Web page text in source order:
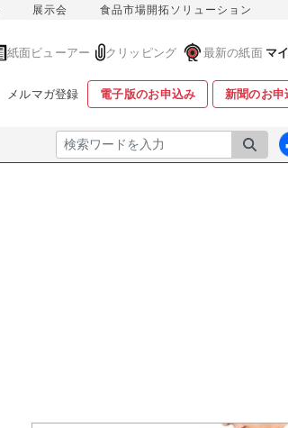
展示会 食品市場開拓ソリューション
紙面ビューアー クリッピング 最新の紙面 マ
メルマガ登録 電子版のお申込み 新聞のお申
検索